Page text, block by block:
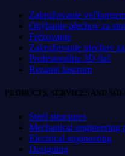
Zakružovanie
Ohýbanie plechov za
Frézovanie
Zakružovanie plechov
Profesionálna 3D tlač
Rezanie laserom
PRODUCTS, SERVICES AND
Steel structures
Mechanical engineering
Electrical engineering
Designing